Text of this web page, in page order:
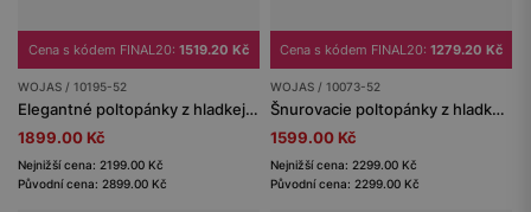
Cena s kódem FINAL20: 1519.20 Kč
WOJAS / 10195-52
Elegantné poltopánky z hladkej kože
1899.00 Kč
Nejnižší cena: 2199.00 Kč
Původní cena: 2899.00 Kč
Cena s kódem FINAL20: 1279.20 Kč
WOJAS / 10073-52
Šnurovacie poltopánky z hladkej kože
1599.00 Kč
Nejnižší cena: 2299.00 Kč
Původní cena: 2299.00 Kč